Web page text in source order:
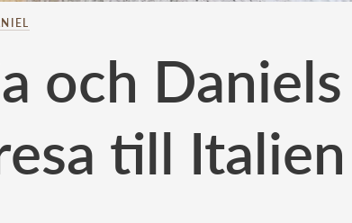
och
till Italien